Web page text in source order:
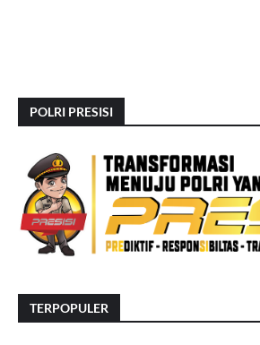
POLRI PRESISI
TERPOPULER